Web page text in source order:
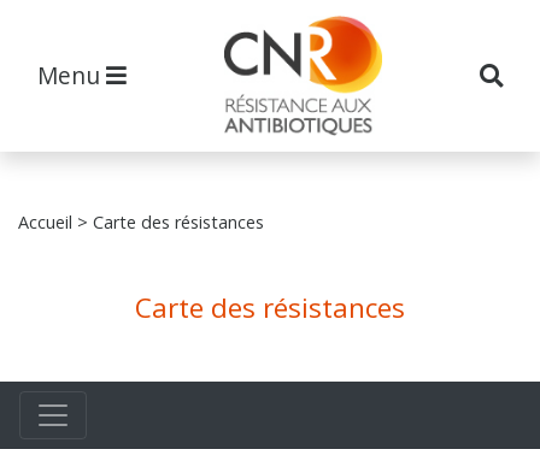
Menu
Accueil > Carte des résistances
Carte des résistances